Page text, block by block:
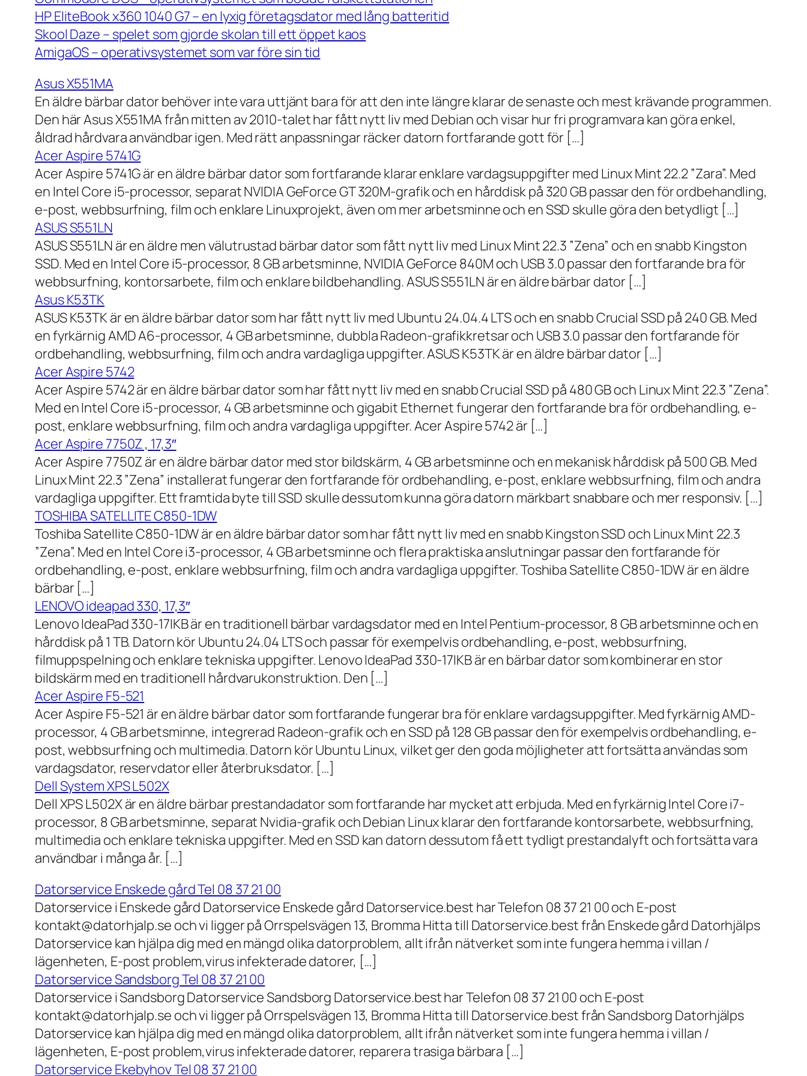
HP EliteBook x360 1040 G7 – en lyxig företagsdator med lång batteritid
Skool Daze – spelet som gjorde skolan till ett öppet kaos
AmigaOS – operativsystemet som var före sin tid
Asus X551MA
En äldre bärbar dator behöver inte vara uttjänt bara för att den inte längre klarar de senaste och mest krävande programmen.
Den här Asus X551MA från mitten av 2010-talet har fått nytt liv med Debian och visar hur fri programvara kan göra enkel,
åldrad hårdvara användbar igen. Med rätt anpassningar räcker datorn fortfarande gott för […]
Acer Aspire 5741G
Acer Aspire 5741G är en äldre bärbar dator som fortfarande klarar enklare vardagsuppgifter med Linux Mint 22.2 ”Zara”. Med
en Intel Core i5-processor, separat NVIDIA GeForce GT 320M-grafik och en hårddisk på 320 GB passar den för ordbehandling,
e-post, webbsurfning, film och enklare Linuxprojekt, även om mer arbetsminne och en SSD skulle göra den betydligt […]
ASUS S551LN
ASUS S551LN är en äldre men välutrustad bärbar dator som fått nytt liv med Linux Mint 22.3 ”Zena” och en snabb Kingston
SSD. Med en Intel Core i5-processor, 8 GB arbetsminne, NVIDIA GeForce 840M och USB 3.0 passar den fortfarande bra för
webbsurfning, kontorsarbete, film och enklare bildbehandling. ASUS S551LN är en äldre bärbar dator […]
Asus K53TK
ASUS K53TK är en äldre bärbar dator som har fått nytt liv med Ubuntu 24.04.4 LTS och en snabb Crucial SSD på 240 GB. Med
en fyrkärnig AMD A6-processor, 4 GB arbetsminne, dubbla Radeon-grafikkretsar och USB 3.0 passar den fortfarande för
ordbehandling, webbsurfning, film och andra vardagliga uppgifter. ASUS K53TK är en äldre bärbar dator […]
Acer Aspire 5742
Acer Aspire 5742 är en äldre bärbar dator som har fått nytt liv med en snabb Crucial SSD på 480 GB och Linux Mint 22.3 ”Zena”.
Med en Intel Core i5-processor, 4 GB arbetsminne och gigabit Ethernet fungerar den fortfarande bra för ordbehandling, e-
post, enklare webbsurfning, film och andra vardagliga uppgifter. Acer Aspire 5742 är […]
Acer Aspire 7750Z , 17,3″
Acer Aspire 7750Z är en äldre bärbar dator med stor bildskärm, 4 GB arbetsminne och en mekanisk hårddisk på 500 GB. Med
Linux Mint 22.3 ”Zena” installerat fungerar den fortfarande för ordbehandling, e-post, enklare webbsurfning, film och andra
vardagliga uppgifter. Ett framtida byte till SSD skulle dessutom kunna göra datorn märkbart snabbare och mer responsiv. […]
TOSHIBA SATELLITE C850-1DW
Toshiba Satellite C850-1DW är en äldre bärbar dator som har fått nytt liv med en snabb Kingston SSD och Linux Mint 22.3
”Zena”. Med en Intel Core i3-processor, 4 GB arbetsminne och flera praktiska anslutningar passar den fortfarande för
ordbehandling, e-post, enklare webbsurfning, film och andra vardagliga uppgifter. Toshiba Satellite C850-1DW är en äldre
bärbar […]
LENOVO ideapad 330, 17,3″
Lenovo IdeaPad 330-17IKB är en traditionell bärbar vardagsdator med en Intel Pentium-processor, 8 GB arbetsminne och en
hårddisk på 1 TB. Datorn kör Ubuntu 24.04 LTS och passar för exempelvis ordbehandling, e-post, webbsurfning,
filmuppspelning och enklare tekniska uppgifter. Lenovo IdeaPad 330-17IKB är en bärbar dator som kombinerar en stor
bildskärm med en traditionell hårdvarukonstruktion. Den […]
Acer Aspire F5-521
Acer Aspire F5-521 är en äldre bärbar dator som fortfarande fungerar bra för enklare vardagsuppgifter. Med fyrkärnig AMD-
processor, 4 GB arbetsminne, integrerad Radeon-grafik och en SSD på 128 GB passar den för exempelvis ordbehandling, e-
post, webbsurfning och multimedia. Datorn kör Ubuntu Linux, vilket ger den goda möjligheter att fortsätta användas som
vardagsdator, reservdator eller återbruksdator. […]
Dell System XPS L502X
Dell XPS L502X är en äldre bärbar prestandadator som fortfarande har mycket att erbjuda. Med en fyrkärnig Intel Core i7-
processor, 8 GB arbetsminne, separat Nvidia-grafik och Debian Linux klarar den fortfarande kontorsarbete, webbsurfning,
multimedia och enklare tekniska uppgifter. Med en SSD kan datorn dessutom få ett tydligt prestandalyft och fortsätta vara
användbar i många år. […]
Datorservice Enskede gård Tel 08 37 21 00
Datorservice i Enskede gård Datorservice Enskede gård Datorservice.best har Telefon 08 37 21 00 och E-post
kontakt@datorhjalp.se och vi ligger på Orrspelsvägen 13, Bromma Hitta till Datorservice.best från Enskede gård Datorhjälps
Datorservice kan hjälpa dig med en mängd olika datorproblem, allt ifrån nätverket som inte fungera hemma i villan /
lägenheten, E-post problem,virus infekterade datorer, […]
Datorservice Sandsborg Tel 08 37 21 00
Datorservice i Sandsborg Datorservice Sandsborg Datorservice.best har Telefon 08 37 21 00 och E-post
kontakt@datorhjalp.se och vi ligger på Orrspelsvägen 13, Bromma Hitta till Datorservice.best från Sandsborg Datorhjälps
Datorservice kan hjälpa dig med en mängd olika datorproblem, allt ifrån nätverket som inte fungera hemma i villan /
lägenheten, E-post problem,virus infekterade datorer, reparera trasiga bärbara […]
Datorservice Ekebyhov Tel 08 37 21 00